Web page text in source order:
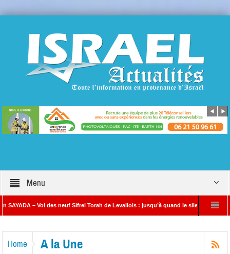
Menu
– Vol des neuf Sifrei Torah de Levallois : jusqu’à quand le silence ? Que s’est-il
Home A la Une